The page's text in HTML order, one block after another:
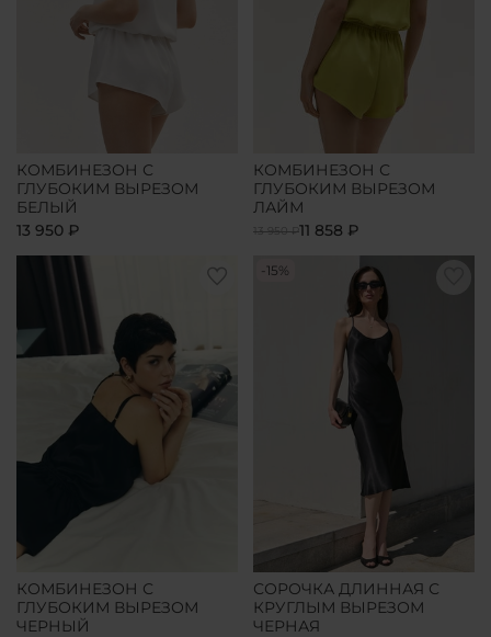
КОМБИНЕЗОН С
ГЛУБОКИМ ВЫРЕЗОМ
БЕЛЫЙ
13 950 ₽
КОМБИНЕЗОН С
ГЛУБОКИМ ВЫРЕЗОМ
ЛАЙМ
13 950 ₽11 858 ₽
КОМБИНЕЗОН С
ГЛУБОКИМ ВЫРЕЗОМ
ЧЕРНЫЙ
-15%
СОРОЧКА ДЛИННАЯ С
КРУГЛЫМ ВЫРЕЗОМ
ЧЕРНАЯ